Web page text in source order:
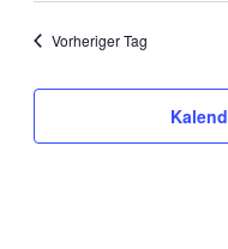
Vorheriger Tag